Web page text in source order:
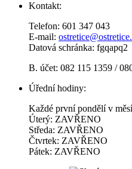
Kontakt:
Telefon: 601 347 043
E-mail:
Datová schránka: fgqapq2
B. účet: 082 115 1359 /
Úřední hodiny:
Každé první pondělí v
Úterý: ZAVŘENO
Středa: ZAVŘENO
Čtvrtek: ZAVŘENO
Pátek: ZAVŘENO